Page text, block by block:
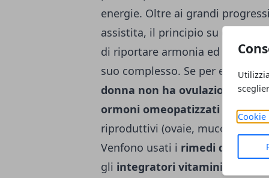
Cookie
energie. Oltre ai grandi
assistita, il principio su cui si
di riportare armonia ed
suo complesso. Se per esempio
donna non ha ovulazioni
,
ormoni omeopatizzati e gli
riproduttivi (ovaie, mucosa
Venfono usati i rimedi di fondo
gli integratori vitaminico-